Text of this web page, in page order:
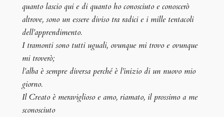
quanto lascio qui e di quanto ho conosciuto e conoscerò
altrove, sono un essere diviso tra radici e i mille tentacoli
dell’apprendimento.
I tramonti sono tutti uguali, ovunque mi trovo e ovunque
mi troverò;
l’alba è sempre diversa perché è l’inizio di un nuovo mio
giorno.
Il Creato è meraviglioso e amo, riamato, il prossimo a me
sconosciuto